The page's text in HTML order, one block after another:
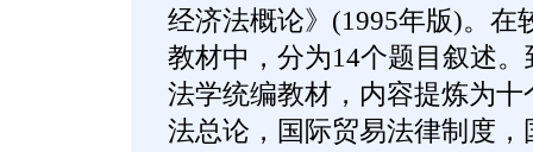
经济法概论》(1995年版)。在
教材中，分为14个题目叙述
法学统编教材，内容提炼为
法总论，国际贸易法律制度